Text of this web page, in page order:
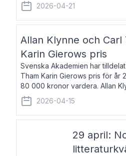
återkommande för Svenska
2026-04-21
Allan Klynne och Carl
Karin Gierows pris
Svenska Akademien har
Tham Karin Gierows pris för år
80 000 kronor vardera. Allan
arkeolog, författare,
kultur och samhällsliv. Ut
2026-04-15
29 april: